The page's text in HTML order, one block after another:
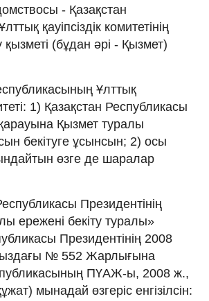
- Қазақстан
қауіпсіздік комитетінің
(бұдан әpі - Қызмет)
Ұлттық
1) Қазақстан Республикасы
Қызмет туралы
бекітуге ұсынсын; 2) осы
өзге де шаралар
Президентінің
ережені бекіту туралы»
Президентінің 2008
№ 552 Жарлығына
ПҮАЖ-ы, 2008 ж.,
мынадай өзгеріс енгізілсін: